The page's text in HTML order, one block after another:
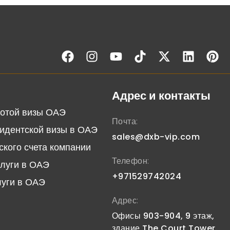
визы ОАЭ
визы в ОАЭ
счета компании
в ОАЭ
в ОАЭ
Адрес и контакты
Почта:
sales@dxb-vip.com
Телефон:
+971529742024
Адрес:
Офисы 903-904, 9 этаж,